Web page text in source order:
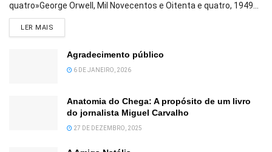
quatro»George Orwell, Mil Novecentos e Oitenta e quatro, 1949...
LER MAIS
Agradecimento público
6 DE JANEIRO, 2026
Anatomia do Chega: A propósito de um livro
do jornalista Miguel Carvalho
27 DE DEZEMBRO, 2025